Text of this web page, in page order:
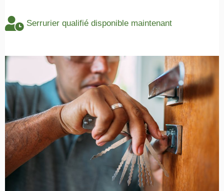
Serrurier qualifié disponible maintenant